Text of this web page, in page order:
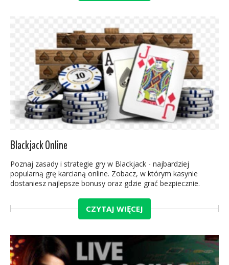
Blackjack Online
Poznaj zasady i strategie gry w Blackjack - najbardziej
popularną grę karcianą online. Zobacz, w którym kasynie
dostaniesz najlepsze bonusy oraz gdzie grać bezpiecznie.
CZYTAJ WIĘCEJ